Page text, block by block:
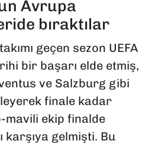
Avrupa
bıraktılar
geçen sezon UEFA
bir başarı elde etmiş,
ve Salzburg gibi
finale kadar
mavili ekip finalde
karşıya gelmişti. Bu